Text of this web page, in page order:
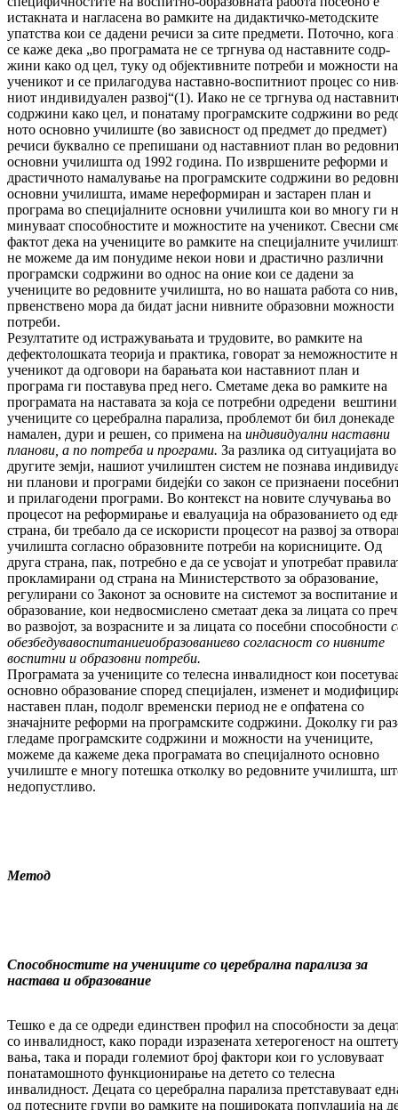
истакната и наг­ласена во рамките на дидактичко-метод­ски­те
упатства кои се дадени речиси за сите пред­мети. Поточно, кога
се каже дека „во про­грамата не се тргнува од наставните содр­
жини како од цел, туку од објективните по­треби и можности на
ученикот и се при­ла­го­дува наставно-воспитниот процес со
ниот индивидуален развој“(1). Иако не се трг­нува од
содржини како цел, и по­на­­таму програмските содржини во
но­то основно училиште (во зависност од пред­мет до предмет)
речиси буквално се пре­пишани од наставниот план во
основ­ни училишта од 1992 година. По из­врше­ните реформи и
драстичното на­ма­лу­ва­ње на програмските содржини во
основни училишта, имаме нереформиран и за­старен план и
програма во специјалните основ­ни училишта кои во многу ги
ми­ну­ваат способностите и можностите на уче­ни­кот. Свесни
фактот дека на учениците во рамките на специјалните
не мо­же­ме да им понудиме некои нови и драс­тич­но различни
програмски содржини во однос на оние кои се дадени за
учениците во ре­дов­ните училишта, но во нашата работа со нив,
првенствено мора да бидат јасни нив­ните образовни можности
потреби.
Резултатите од истражувањата и трудовите, во рамките на
дефектолошката теорија и прак­тика, говорат за неможностите
уче­ни­­кот да одговори на барањата кои нас­тав­ниот план и
програма ги поставува пред него. Сме­таме дека во рамките на
про­гра­ма­та на нас­тавата за која се потребни одредени
учениците со церебрална пара­лиза, проб­лемот би бил донекаде
намален, дури и ре­шен, со примена на индивидуални наставни
планови, а по потреба и програми. За раз­лика од ситуацијата во
другите земји, на­шиот училиштен систем не познава
ни планови и програми бидејќи со закон се признаени
и прилагодени про­грами. Во контекст на новите случувања во
про­цесот на реформирање и евалуација на образованието од
страна, би требало да се ис­користи процесот на развој за
учи­лишта согласно образовните потреби на ко­рисниците. Од
друга страна, пак, потребно е да се усвојат и употребат
про­кла­мирани од страна на Министерството за обра­зование,
регулирани со Законот за осно­вите на системот за воспитание и
образо­ва­ние, кои недвосмислено сметаат дека за ли­ца­та со
во развојот, за возрасните и за лицата со посебни способности
обезбедувавоспитаниеиобразованиево согласност со нивните
воспитни и образовни потреби.
Програмата за учениците со телесна инва­лид­ност кои
основно обра­зо­ва­ние според специјален, изменет и
наставен план, подолг временски пе­риод не е опфатена со
значајните реформи на програмските содржини. Доколку ги
гле­даме програмските содржини и можности на учениците,
можеме да кажеме дека про­гра­мата во специјалното основно
училиште е многу потешка отколку во редовните учи­лишта,
недопустливо.
Метод
Способностите на учениците со церебрална парализа за
настава и образование
Тешко е да се одреди единствен профил на спо­собности за
со инвалидност, како по­ради изразената хетерогеност на
ва­ња, така и поради големиот број фактори кои го условуваат
понатамошното функ­цио­ни­рање на детето со телесна
инвалидност. Де­цата со церебрална парализа прет­ста­ву­ваат
од потесните групи во рамките на по­широката популација на